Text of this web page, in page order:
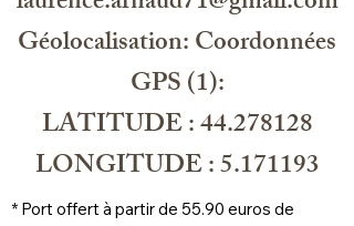
Géolocalisation: Coordonnées
GPS (1):
LATITUDE : 44.278128
LONGITUDE : 5.171193
* Port offert à partir de 55.90 euros de